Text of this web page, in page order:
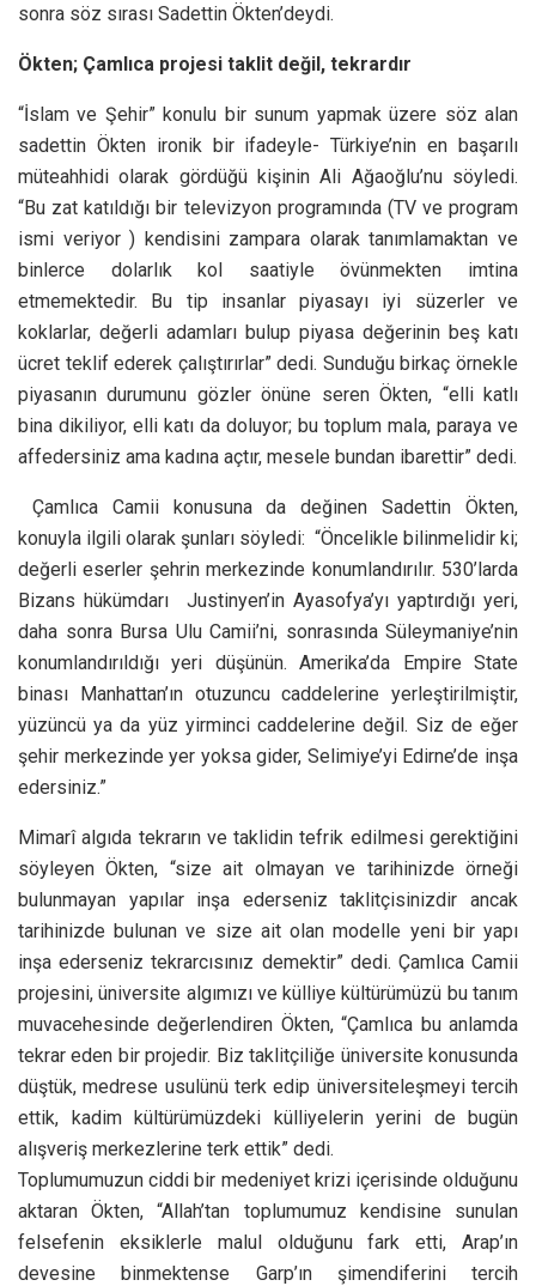
sonra söz sırası Sadettin Ökten’deydi.
Ökten; Çamlıca projesi taklit değil, tekrardır
“İslam ve Şehir” konulu bir sunum yapmak üzere söz alan
sadettin Ökten ironik bir ifadeyle- Türkiye’nin en başarılı
müteahhidi olarak gördüğü kişinin Ali Ağaoğlu’nu söyledi.
“Bu zat katıldığı bir televizyon programında (TV ve program
ismi veriyor ) kendisini zampara olarak tanımlamaktan ve
binlerce dolarlık kol saatiyle övünmekten imtina
etmemektedir. Bu tip insanlar piyasayı iyi süzerler ve
koklarlar, değerli adamları bulup piyasa değerinin beş katı
ücret teklif ederek çalıştırırlar” dedi. Sunduğu birkaç örnekle
piyasanın durumunu gözler önüne seren Ökten, “elli katlı
bina dikiliyor, elli katı da doluyor; bu toplum mala, paraya ve
affedersiniz ama kadına açtır, mesele bundan ibarettir” dedi.
Çamlıca Camii konusuna da değinen Sadettin Ökten,
konuyla ilgili olarak şunları söyledi: “Öncelikle bilinmelidir ki;
değerli eserler şehrin merkezinde konumlandırılır. 530’larda
Bizans hükümdarı Justinyen’in Ayasofya’yı yaptırdığı yeri,
daha sonra Bursa Ulu Camii’ni, sonrasında Süleymaniye’nin
konumlandırıldığı yeri düşünün. Amerika’da Empire State
binası Manhattan’ın otuzuncu caddelerine yerleştirilmiştir,
yüzüncü ya da yüz yirminci caddelerine değil. Siz de eğer
şehir merkezinde yer yoksa gider, Selimiye’yi Edirne’de inşa
edersiniz.”
Mimarî algıda tekrarın ve taklidin tefrik edilmesi gerektiğini
söyleyen Ökten, “size ait olmayan ve tarihinizde örneği
bulunmayan yapılar inşa ederseniz taklitçisinizdir ancak
tarihinizde bulunan ve size ait olan modelle yeni bir yapı
inşa ederseniz tekrarcısınız demektir” dedi. Çamlıca Camii
projesini, üniversite algımızı ve külliye kültürümüzü bu tanım
muvacehesinde değerlendiren Ökten, “Çamlıca bu anlamda
tekrar eden bir projedir. Biz taklitçiliğe üniversite konusunda
düştük, medrese usulünü terk edip üniversiteleşmeyi tercih
ettik, kadim kültürümüzdeki külliyelerin yerini de bugün
alışveriş merkezlerine terk ettik” dedi.
Toplumumuzun ciddi bir medeniyet krizi içerisinde olduğunu
aktaran Ökten, “Allah’tan toplumumuz kendisine sunulan
felsefenin eksiklerle malul olduğunu fark etti, Arap’ın
devesine binmektense Garp’ın şimendiferini tercih